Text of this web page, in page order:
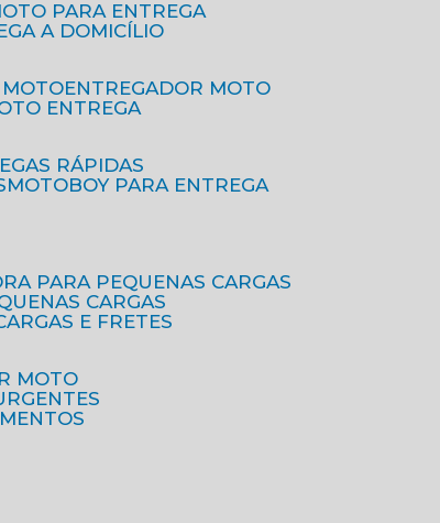
MOTO PARA ENTREGA
A DOMICÍLIO
MOTO
ENTREGADOR MOTO
ENTREGA
RÁPIDAS
MOTOBOY PARA ENTREGA
PARA PEQUENAS CARGAS
CARGAS
E FRETES
MOTO